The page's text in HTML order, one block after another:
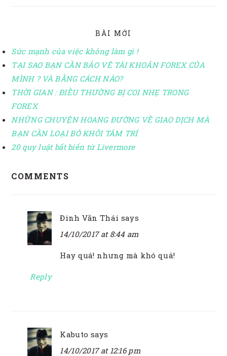
BÀI MỚI
Sức mạnh của việc không làm gì !
TẠI SAO BẠN CẦN BẢO VÊ TÀI KHOẢN FOREX CỦA
MÌNH ? VÀ BẰNG CÁCH NÀO?
THỜI GIAN : ĐIỀU THƯỜNG BỊ COI NHẸ TRONG
FOREX
NHỮNG CHUYỆN HOANG ĐƯỜNG VỀ GIAO DỊCH MÀ
BẠN CẦN LOẠI BỎ KHỎI TÂM TRÍ
20 quy luật bất biến từ Livermore
INTERACTIONS
COMMENTS
Đinh Văn Thái says
14/10/2017 at 8:44 am
Hay quá! nhưng mà khó quá!
Reply
Kabuto says
14/10/2017 at 12:16 pm